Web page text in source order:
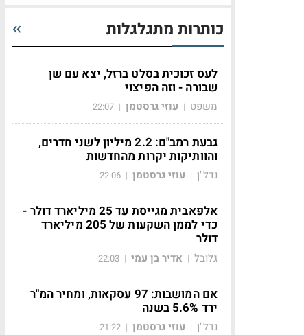
כותרות מתגלגלות
לעס זכוכית בסלט ברזל, יצא עם שן
שבורה - וזה הפיצוי
משפט | עוזי גרסטמן |
22:07
גבעת רמב"ם: 2.2 מיליון לשני חדרים,
והוותיקות יקרות מהחדשות
נדל"ן | עוזי גרסטמן |
22:06
אלפאבית מגייסת עד 25 מיליארד דולר -
כדי לממן השקעות של 205 מיליארד
דולר
גלובל | אדיר בן עמי |
22:03
אם המושבות: 97 עסקאות, ומחיר המ"ר
ירד 5.6% בשנה
נדל"ן | עוזי גרסטמן |
21:22